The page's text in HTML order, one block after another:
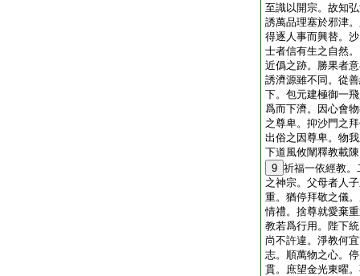
至識以開宗。故知
誘萬品理塞於邪津
得逐人事而興替。
士者信有生之自然
近僞之跡。勝果者
誘濟源雖不同。從
下。包元建極御一
爲而下濟。因心會
之尊卑。抑沙門之
出俗之因尊卑。物
下道風攸闡釋教載
9 祈福一依經教
之神宗。父母者人
重。猶停拜敬之儀
情禮。捨尊就愛棄
教若爲行用。陛下
尚不許違。淨教何
志。順萬物之心。
貫。庶望金光東曜